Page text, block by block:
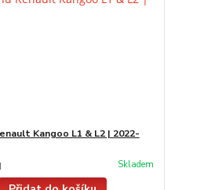
Kangoo L1 & L2 | 2022-
Skladem